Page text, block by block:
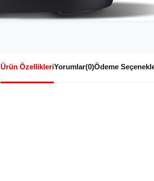
Ürün ÖzellikleriYorumlar(0)Ödeme